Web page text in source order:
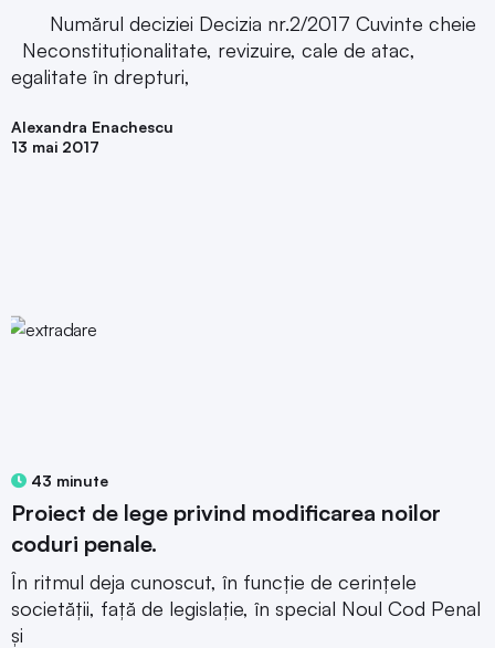
Numărul deciziei Decizia nr.2/2017 Cuvinte cheie
Neconstituționalitate, revizuire, cale de atac,
egalitate în drepturi,
Alexandra Enachescu
13 mai 2017
43 minute
Proiect de lege privind modificarea noilor
coduri penale.
În ritmul deja cunoscut, în funcție de cerințele
societății, față de legislație, în special Noul Cod Penal
și